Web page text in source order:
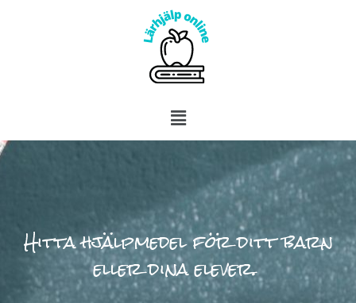
Hitta hjälpmedel för ditt barn
eller dina elever.